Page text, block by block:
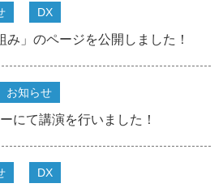
DX
」のページを公開しました！
お知らせ
にて講演を行いました！
DX